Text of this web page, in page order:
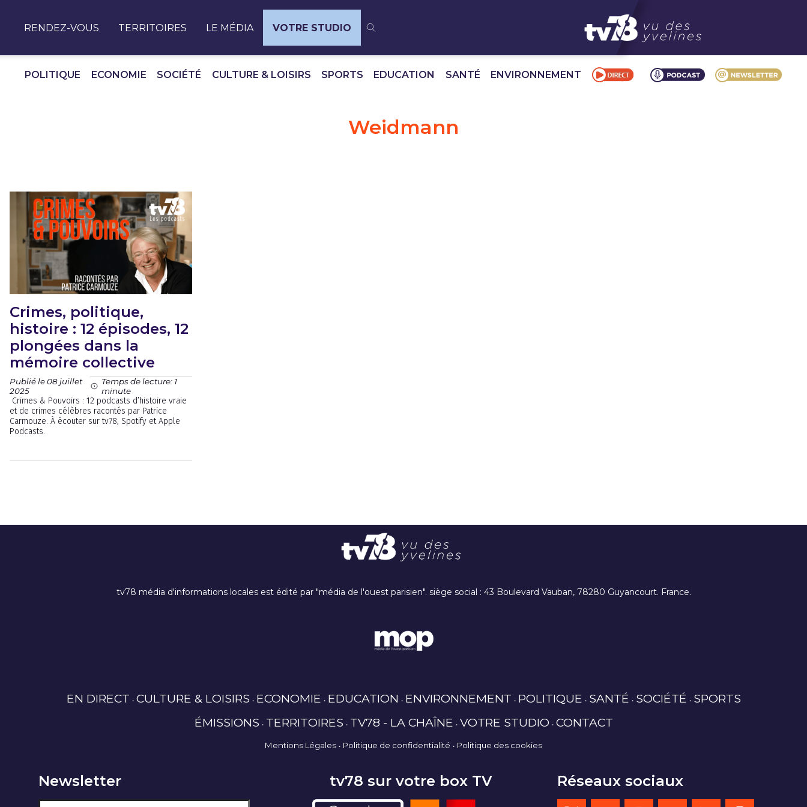
RENDEZ-VOUS TERRITOIRES LE MÉDIA VOTRE STUDIO
POLITIQUE ECONOMIE SOCIÉTÉ CULTURE & LOISIRS SPORTS EDUCATION SANTÉ ENVIRONNEMENT
Weidmann
Crimes, politique,
histoire : 12 épisodes, 12
plongées dans la
mémoire collective
Publié le 08 juillet
2025
Temps de lecture: 1
minute
Crimes & Pouvoirs : 12 podcasts d’histoire vraie
et de crimes célèbres racontés par Patrice
Carmouze. À écouter sur tv78, Spotify et Apple
Podcasts.
tv78 média d'informations locales est édité par "média de l'ouest parisien". siège social : 43 Boulevard Vauban, 78280 Guyancourt. France.
EN DIRECT CULTURE & LOISIRS ECONOMIE EDUCATION ENVIRONNEMENT POLITIQUE SANTÉ SOCIÉTÉ SPORTS
ÉMISSIONS TERRITOIRES TV78 - LA CHAÎNE VOTRE STUDIO CONTACT
Mentions Légales Politique de confidentialité Politique des cookies
Newsletter tv78 sur votre box TV Réseaux sociaux